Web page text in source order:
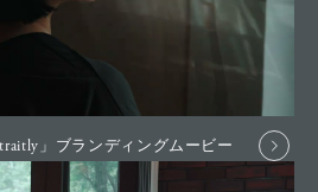
」ブランディングムービー